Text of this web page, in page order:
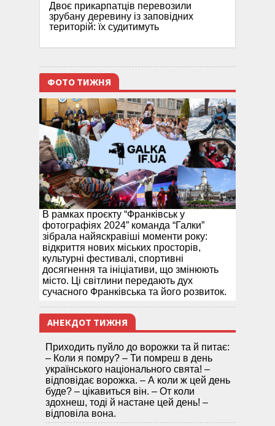
Двоє прикарпатців перевозили
зрубану деревину із заповідних
територій: їх судитимуть
ФОТО ТИЖНЯ
В рамках проєкту “Франківськ у
фотографіях 2024” команда “Галки”
зібрала найяскравіші моменти року:
відкриття нових міських просторів,
культурні фестивалі, спортивні
досягнення та ініціативи, що змінюють
місто. Ці світлини передають дух
сучасного Франківська та його розвиток.
АНЕКДОТ ТИЖНЯ
Приходить пуйло до ворожки та й питає:
– Коли я помру? – Ти помреш в день
українського національного свята! –
відповідає ворожка. – А коли ж цей день
буде? – цікавиться він. – От коли
здохнеш, тоді й настане цей день! –
відповіла вона.